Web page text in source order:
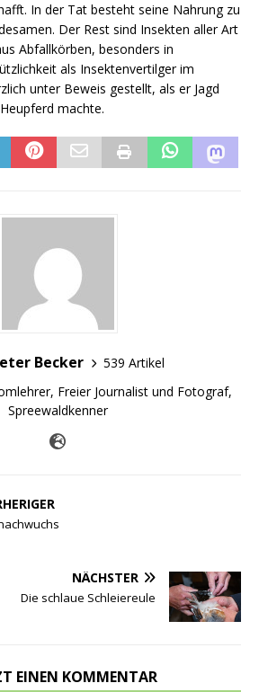
In der Tat besteht seine Nahrung zu
Der Rest sind Insekten aller Art
Abfallkörben, besonders in
als Insektenvertilger im
unter Beweis gestellt, als er Jagd
machte.
Becker
539 Artikel
Freier Journalist und Fotograf,
Spreewaldkenner
NÄCHSTER
Die schlaue Schleiereule
EINEN KOMMENTAR